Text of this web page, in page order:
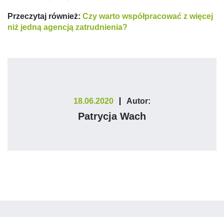
18.06.2020 Autor:
Patrycja Wach
Przeczytaj również: Czy warto współpracować z więcej
niż jedną agencją zatrudnienia?